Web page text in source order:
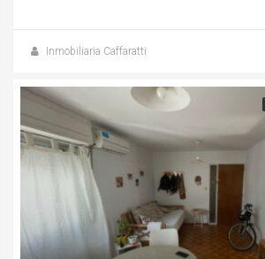
Inmobiliaria Caffaratti